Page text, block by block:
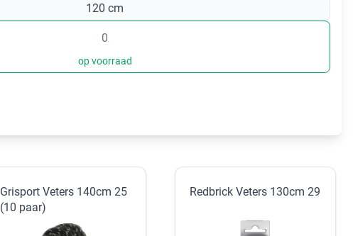
120 cm
op voorraad
Grisport Veters 140cm 25
(10 paar)
Redbrick Veters 130cm 29